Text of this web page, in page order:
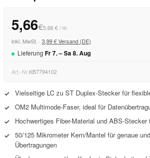
5,66€5,66 € / m
inkl. MwSt. · 3,99 € Versand (DE)
Lieferung Fr7. –Sa8.Aug
Art.-Nr.KB7794102
✓ Vielseitige LC zu ST Duplex-Stecker für
✓ OM2 Multimode-Faser, ideal für
✓
Hochwertiges Fiber-Material und ABS-Stecker
✓ 50/125 Mikrometer Kern/Mantel für genaue
Übertragungen